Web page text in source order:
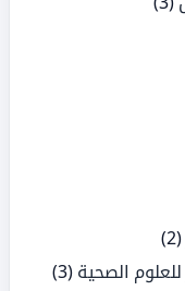
(2)
الصحية (3)